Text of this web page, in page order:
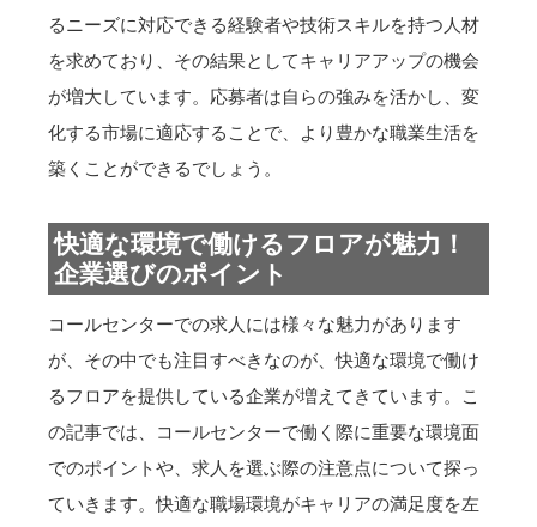
るニーズに対応できる経験者や技術スキルを持つ人材
を求めており、その結果としてキャリアアップの機会
が増大しています。応募者は自らの強みを活かし、変
化する市場に適応することで、より豊かな職業生活を
築くことができるでしょう。
快適な環境で働けるフロアが魅力！
企業選びのポイント
コールセンターでの求人には様々な魅力があります
が、その中でも注目すべきなのが、快適な環境で働け
るフロアを提供している企業が増えてきています。こ
の記事では、コールセンターで働く際に重要な環境面
でのポイントや、求人を選ぶ際の注意点について探っ
ていきます。快適な職場環境がキャリアの満足度を左